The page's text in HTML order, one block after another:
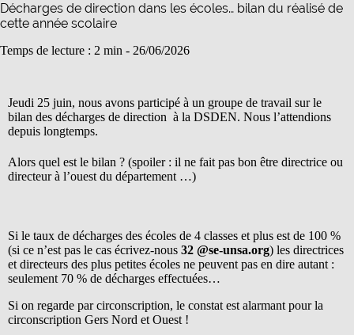
Décharges de direction dans les écoles… bilan du réalisé de
cette année scolaire
Temps de lecture : 2 min - 26/06/2026
Jeudi 25 juin, nous avons participé à un groupe de travail sur le
bilan des décharges de direction à la DSDEN. Nous l’attendions
depuis longtemps.
Alors quel est le bilan ? (spoiler : il ne fait pas bon être directrice ou
directeur à l’ouest du département …)
Si le taux de décharges des écoles de 4 classes et plus est de 100 %
(si ce n’est pas le cas écrivez-nous 32 @se-unsa.org) les directrices
et directeurs des plus petites écoles ne peuvent pas en dire autant :
seulement 70 % de décharges effectuées…
Si on regarde par circonscription, le constat est alarmant pour la
circonscription Gers Nord et Ouest !